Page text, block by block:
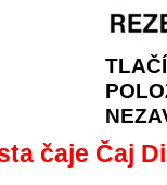
čaje Čaj